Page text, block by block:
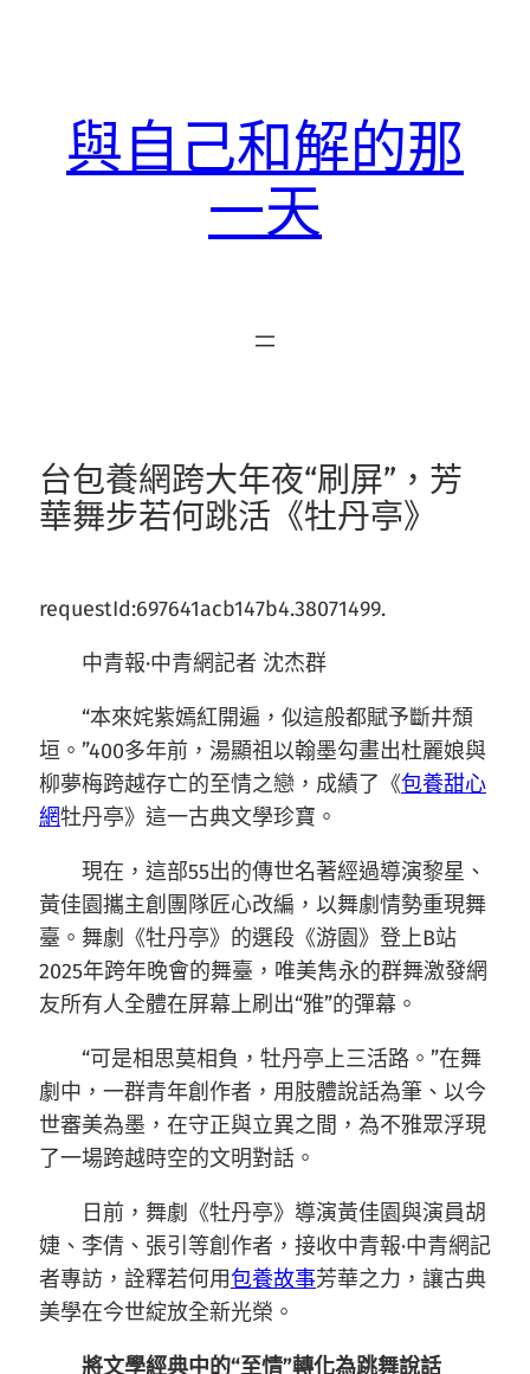
與自己和解的那
一天
台包養網跨大年夜“刷屏”，芳
華舞步若何跳活《牡丹亭》
requestId:697641acb147b4.38071499.
中青報·中青網記者 沈杰群
“本來姹紫嫣紅開遍，似這般都賦予斷井頹
垣。”400多年前，湯顯祖以翰墨勾畫出杜麗娘與
柳夢梅跨越存亡的至情之戀，成績了《包養甜心
網牡丹亭》這一古典文學珍寶。
現在，這部55出的傳世名著經過導演黎星、
黃佳園攜主創團隊匠心改編，以舞劇情勢重現舞
臺。舞劇《牡丹亭》的選段《游園》登上B站
2025年跨年晚會的舞臺，唯美雋永的群舞激發網
友所有人全體在屏幕上刷出“雅”的彈幕。
“可是相思莫相負，牡丹亭上三活路。”在舞
劇中，一群青年創作者，用肢體說話為筆、以今
世審美為墨，在守正與立異之間，為不雅眾浮現
了一場跨越時空的文明對話。
日前，舞劇《牡丹亭》導演黃佳園與演員胡
婕、李倩、張引等創作者，接收中青報·中青網記
者專訪，詮釋若何用包養故事芳華之力，讓古典
美學在今世綻放全新光榮。
將文學經典中的“至情”轉化為跳舞說話